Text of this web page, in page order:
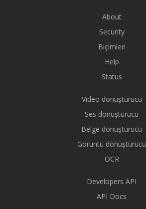
About
Security
Biçimleri
Help
Status
Video dönüştürücü
Ses dönüştürücü
Belge dönüştürücü
Görüntü dönüştürücü
OCR
Developers API
API Docs